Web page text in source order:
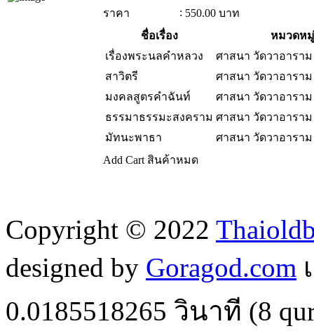
ราคา
: 550.00 บาท
ชื่อเรื่อง
หมวดหมู่
เรื่องพระนลคำหลวง
ศาสนา วัดวาอารา
สาวิตรี
ศาสนา วัดวาอารา
มงคลสูตรคำฉันท์
ศาสนา วัดวาอารา
ธรรมาธรรมะสงคราม ศาสนา วัดวาอารา
มัทนะพาธา
ศาสนา วัดวาอารา
Add Cart สินค้าหมด
Copyright © 2022
designed by Goragod.com
0.0185518265 วินาที (8